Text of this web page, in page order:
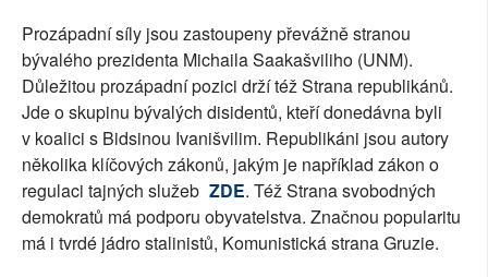
Prozápadní síly jsou zastoupeny převážně stranou
bývalého prezidenta Michaila Saakašviliho (UNM).
Důležitou prozápadní pozici drží též Strana republikánů.
Jde o skupinu bývalých disidentů, kteří donedávna byli
v koalici s Bidsinou Ivanišvilim. Republikáni jsou autory
několika klíčových zákonů, jakým je například zákon o
regulaci tajných služeb ZDE. Též Strana svobodných
demokratů má podporu obyvatelstva. Značnou popularitu
má i tvrdé jádro stalinistů, Komunistická strana Gruzie.